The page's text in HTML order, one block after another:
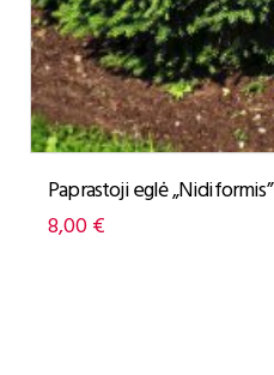
Paprastoji eglė „Nidiformis”
8,00€